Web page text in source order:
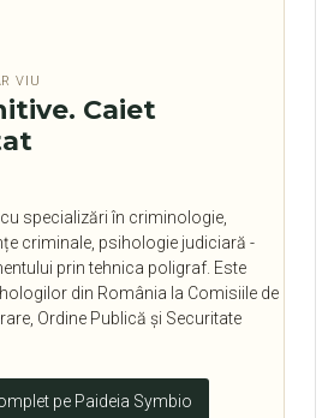
VIU
Caiet
specializări în criminologie,
criminale, psihologie judiciară -
prin tehnica poligraf. Este
din România la Comisiile de
Ordine Publică și Securitate
pe Paideia Symbio